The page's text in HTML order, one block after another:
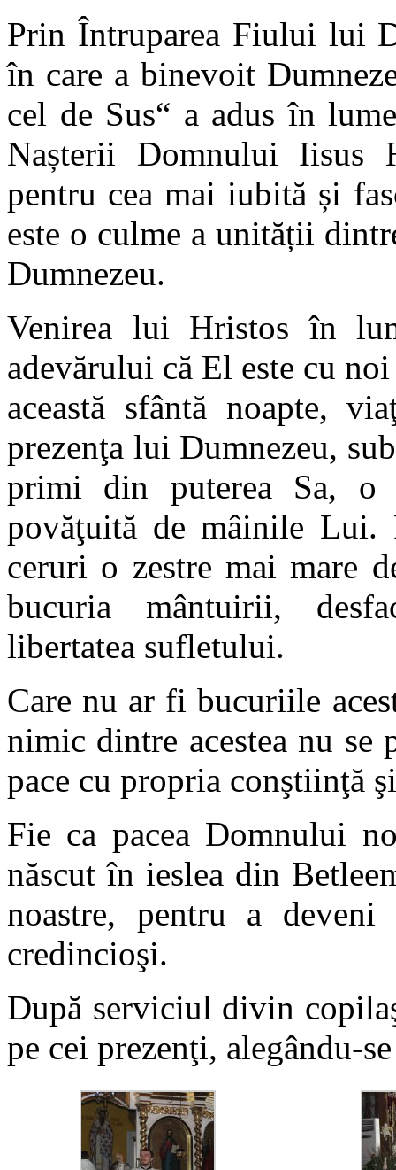
Prin Întruparea Fiului lui
în care a binevoit
cel de Sus“ a adus în
Nașterii Domnului Iisus
pentru cea mai iubită și
este o culme a unității
Dumnezeu.
Venirea lui Hristos în
adevărului că El este cu
această sfântă noapte,
prezenţa lui Dumnezeu,
primi din puterea Sa, o
povăţuită de mâinile Lui.
ceruri o zestre mai mare
bucuria mântuirii,
libertatea sufletului.
Care nu ar fi bucuriile
nimic dintre acestea nu se
pace cu propria conştiinţă
Fie ca pacea Domnului
născut în ieslea din
noastre, pentru a
credincioşi.
După serviciul divin
pe cei prezenţi, alegându-